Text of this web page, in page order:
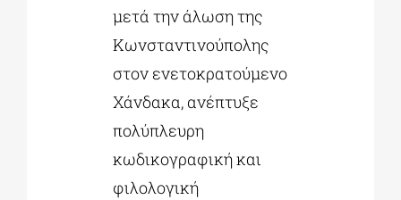
μετά την άλωση της
Κωνσταντινούπολης
στoν ενετοκρατούμενο
Χάνδακα, ανέπτυξε
πολύπλευρη
κωδικογραφική και
φιλολογική